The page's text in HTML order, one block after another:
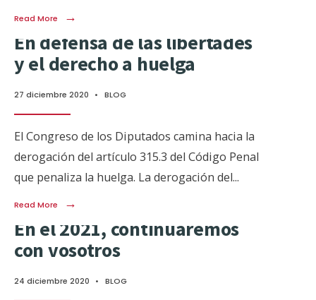
Read More →
En defensa de las libertades
y el derecho a huelga
27 diciembre 2020 • BLOG
El Congreso de los Diputados camina hacia la
derogación del artículo 315.3 del Código Penal
que penaliza la huelga. La derogación del...
Read More →
En el 2021, continuaremos
con vosotros
24 diciembre 2020 • BLOG